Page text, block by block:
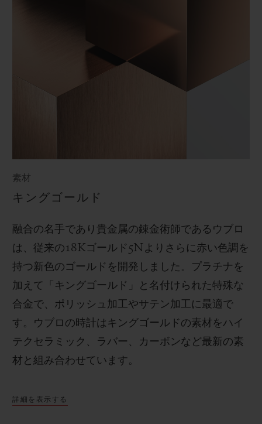
素材
キングゴールド
融合の名手であり貴金属の錬金術師であるウブロ
は、従来の18Kゴールド 5N よりさらに赤い色調を
持つ新色のゴールドを開発しました。プラチナを
加えて「キングゴールド」と名付けられた特殊な
合金で、ポリッシュ加工やサテン加工に最適で
す。 ウブロの時計はキングゴールドの素材をハイ
テクセラミック、ラバー、カーボンなど最新の素
材と組み合わせています。
詳細を表示する